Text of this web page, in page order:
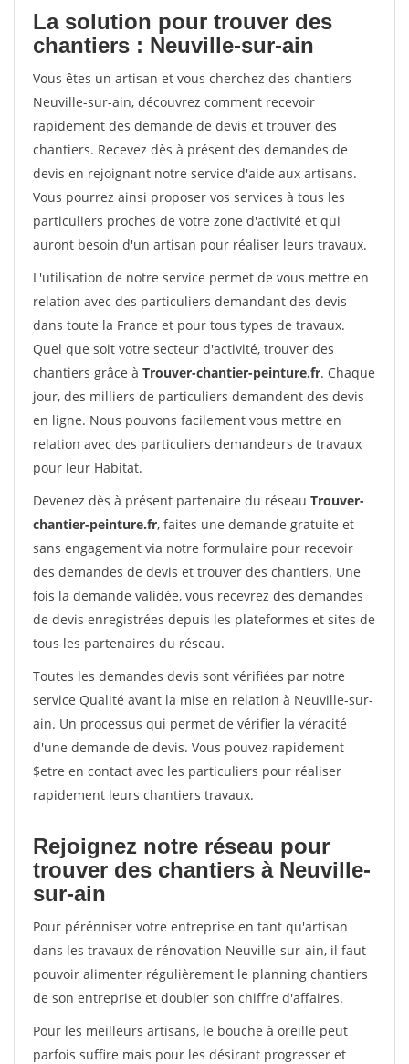
La solution pour trouver des
chantiers : Neuville-sur-ain
Vous êtes un artisan et vous cherchez des chantiers
Neuville-sur-ain, découvrez comment recevoir
rapidement des demande de devis et trouver des
chantiers. Recevez dès à présent des demandes de
devis en rejoignant notre service d'aide aux artisans.
Vous pourrez ainsi proposer vos services à tous les
particuliers proches de votre zone d'activité et qui
auront besoin d'un artisan pour réaliser leurs travaux.
L'utilisation de notre service permet de vous mettre en
relation avec des particuliers demandant des devis
dans toute la France et pour tous types de travaux.
Quel que soit votre secteur d'activité, trouver des
chantiers grâce à Trouver-chantier-peinture.fr. Chaque
jour, des milliers de particuliers demandent des devis
en ligne. Nous pouvons facilement vous mettre en
relation avec des particuliers demandeurs de travaux
pour leur Habitat.
Devenez dès à présent partenaire du réseau Trouver-
chantier-peinture.fr, faites une demande gratuite et
sans engagement via notre formulaire pour recevoir
des demandes de devis et trouver des chantiers. Une
fois la demande validée, vous recevrez des demandes
de devis enregistrées depuis les plateformes et sites de
tous les partenaires du réseau.
Toutes les demandes devis sont vérifiées par notre
service Qualité avant la mise en relation à Neuville-sur-
ain. Un processus qui permet de vérifier la véracité
d'une demande de devis. Vous pouvez rapidement
$etre en contact avec les particuliers pour réaliser
rapidement leurs chantiers travaux.
Rejoignez notre réseau pour
trouver des chantiers à Neuville-
sur-ain
Pour pérénniser votre entreprise en tant qu'artisan
dans les travaux de rénovation Neuville-sur-ain, il faut
pouvoir alimenter régulièrement le planning chantiers
de son entreprise et doubler son chiffre d'affaires.
Pour les meilleurs artisans, le bouche à oreille peut
parfois suffire mais pour les désirant progresser et